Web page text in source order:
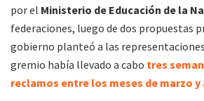
por el Ministerio de Educación de la
federaciones, luego de dos propuestas
gobierno planteó a las
gremio había llevado a cabo tres
reclamos entre los meses de marzo y